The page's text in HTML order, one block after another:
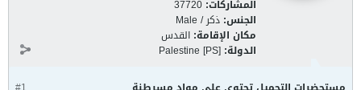
المشاركات: 37720
الجنس: ذكر / Male
مكان الإقامة: القدس
الدولة: Palestine [PS]